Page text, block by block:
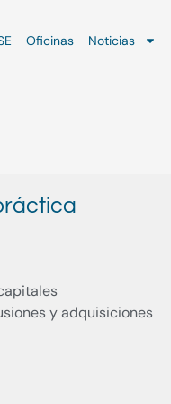
Oficinas Noticias
y adquisiciones